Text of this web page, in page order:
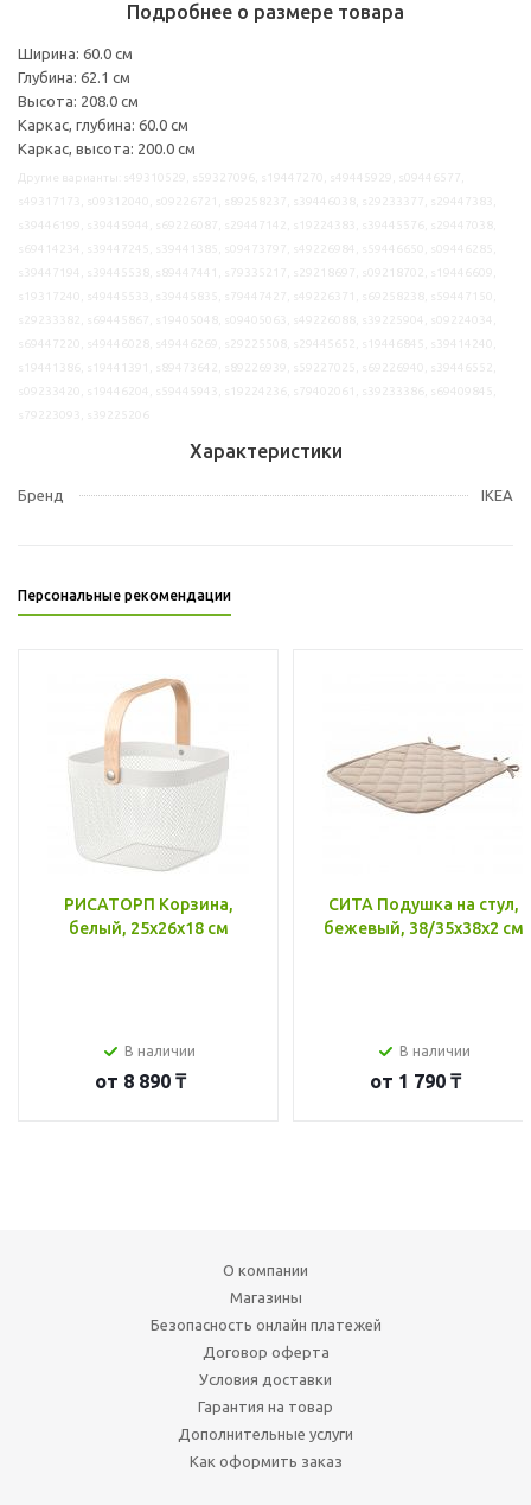
Подробнее о размере товара
Ширина: 60.0 см
Глубина: 62.1 см
Высота: 208.0 см
Каркас, глубина: 60.0 см
Каркас, высота: 200.0 см
Характеристики
Бренд IKEA
Персональные рекомендации
РИСАТОРП Корзина,
белый, 25x26x18 см
В наличии
от 8 890 ₸
СИТА Подушка на стул,
бежевый, 38/35x38x2 см
В наличии
от 1 790 ₸
О компании
Магазины
Безопасность онлайн платежей
Договор оферта
Условия доставки
Гарантия на товар
Дополнительные услуги
Как оформить заказ